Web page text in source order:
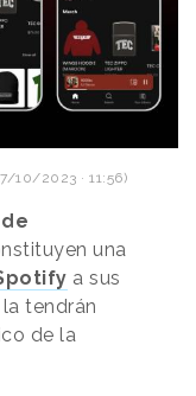
10/2023 · 11:56)
una
a sus
tendrán
de la